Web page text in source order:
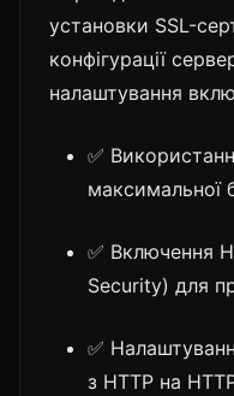
установки SSL-
конфігурації
налаштування
✅
максимальної
✅ Включення
Security) для
✅
з HTTP на